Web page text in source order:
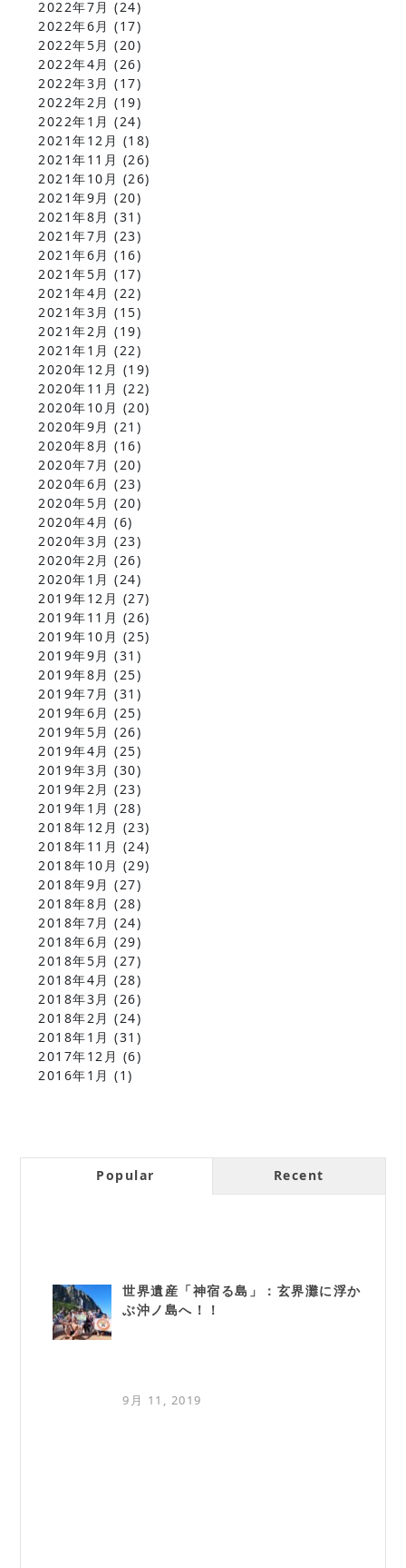
2022年7月 (24)
2022年6月 (17)
2022年5月 (20)
2022年4月 (26)
2022年3月 (17)
2022年2月 (19)
2022年1月 (24)
2021年12月 (18)
2021年11月 (26)
2021年10月 (26)
2021年9月 (20)
2021年8月 (31)
2021年7月 (23)
2021年6月 (16)
2021年5月 (17)
2021年4月 (22)
2021年3月 (15)
2021年2月 (19)
2021年1月 (22)
2020年12月 (19)
2020年11月 (22)
2020年10月 (20)
2020年9月 (21)
2020年8月 (16)
2020年7月 (20)
2020年6月 (23)
2020年5月 (20)
2020年4月 (6)
2020年3月 (23)
2020年2月 (26)
2020年1月 (24)
2019年12月 (27)
2019年11月 (26)
2019年10月 (25)
2019年9月 (31)
2019年8月 (25)
2019年7月 (31)
2019年6月 (25)
2019年5月 (26)
2019年4月 (25)
2019年3月 (30)
2019年2月 (23)
2019年1月 (28)
2018年12月 (23)
2018年11月 (24)
2018年10月 (29)
2018年9月 (27)
2018年8月 (28)
2018年7月 (24)
2018年6月 (29)
2018年5月 (27)
2018年4月 (28)
2018年3月 (26)
2018年2月 (24)
2018年1月 (31)
2017年12月 (6)
2016年1月 (1)
Popular Recent
世界遺産「神宿る島」：玄界灘に浮か
ぶ沖ノ島へ！！
9月 11, 2019